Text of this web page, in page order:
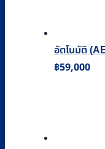
อัตโนมัติ
฿59,000